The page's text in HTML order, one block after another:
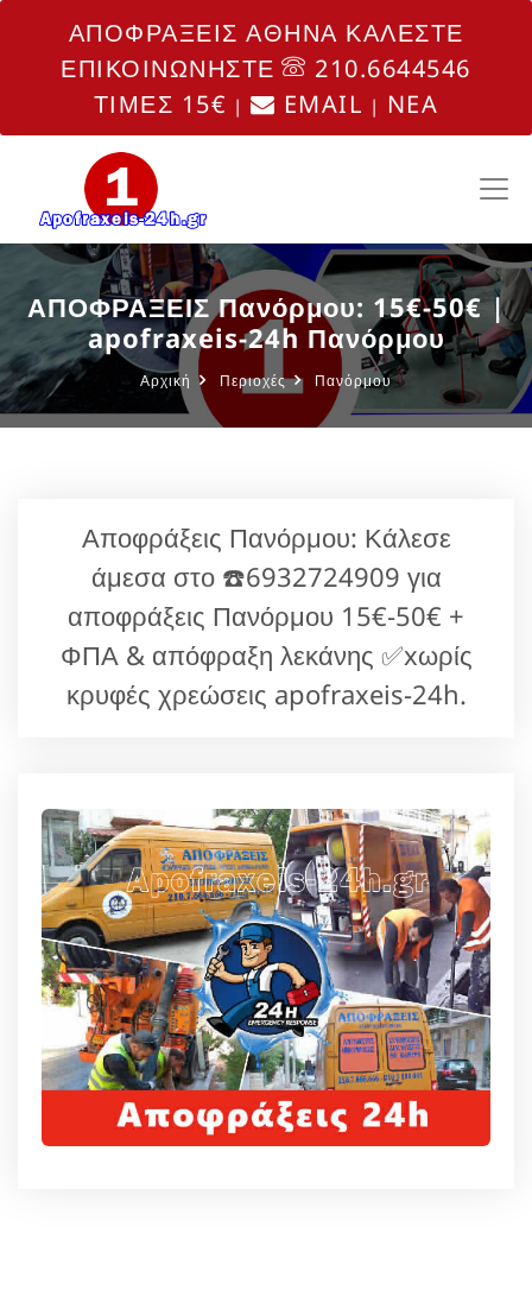
ΑΠΟΦΡΑΞΕΙΣ ΑΘΗΝΑ ΚΑΛΕΣΤΕ
ΕΠΙΚΟΙΝΩΝΗΣΤΕ
210.6644546
ΤΙΜΕΣ 15€ | EMAIL | NEA
ΑΠΟΦΡΑΞΕΙΣ Πανόρμου: 15€-50€ |
apofraxeis-24h Πανόρμου
Αρχική Περιοχές Πανόρμου
Αποφράξεις Πανόρμου: Κάλεσε
άμεσα στο ☎️6932724909 για
αποφράξεις Πανόρμου 15€-50€ +
ΦΠΑ & απόφραξη λεκάνης ✅xωρίς
κρυφές χρεώσεις apofraxeis-24h.